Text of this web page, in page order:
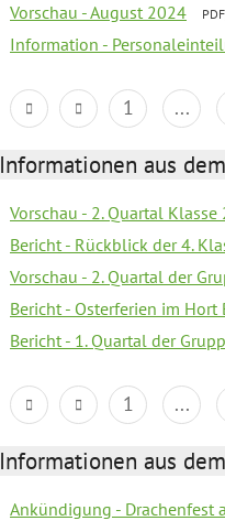
Vorschau - August 2024
Information -
1 ...
Informationen aus
Vorschau - 2. Quartal
Bericht - Rückblick der 4.
Vorschau - 2. Quartal der
Bericht - Osterferien im Hort
Bericht - 1. Quartal der
1 ...
Informationen aus
Ankündigung - Drachenfest